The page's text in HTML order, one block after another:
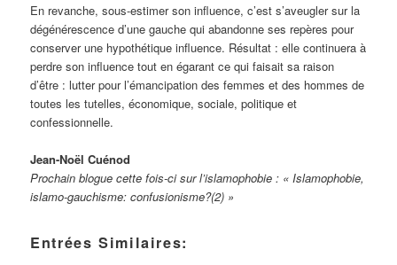
En revanche, sous-estimer son influence, c’est s’aveugler sur la
dégénérescence d’une gauche qui abandonne ses repères pour
conserver une hypothétique influence. Résultat : elle continuera à
perdre son influence tout en égarant ce qui faisait sa raison
d’être : lutter pour l’émancipation des femmes et des hommes de
toutes les tutelles, économique, sociale, politique et
confessionnelle.
Jean-Noël Cuénod
Prochain blogue cette fois-ci sur l’islamophobie : « Islamophobie,
islamo-gauchisme: confusionisme?(2) »
Entrées Similaires: